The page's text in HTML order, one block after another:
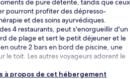
de pure détente, tandis que ceux
pourront profiter des dépresso-
et des soins ayurvédiques.
4 restaurants, peut s'enorgueillir d'un
de plage et sert le petit déjeuner et le
outre 2 bars en bord de piscine, une
le toit. Les autres voyageurs adorent le
à propos de cet hébergement